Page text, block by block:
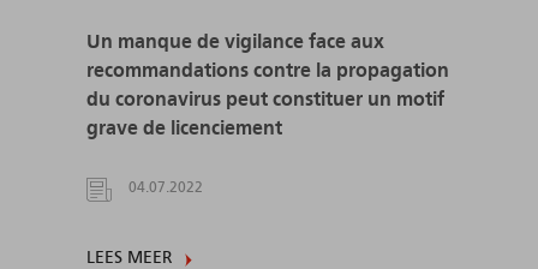
Un manque de vigilance face aux
recommandations contre la propagation
du coronavirus peut constituer un motif
grave de licenciement
04.07.2022
LEES MEER